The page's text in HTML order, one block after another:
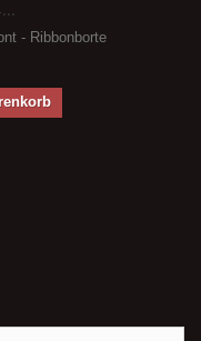
- Ribbonborte